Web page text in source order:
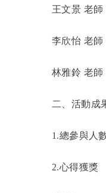
王文景 老師
李欣怡 老師
林雅鈴 老師
二、活動成
1.總參與人
2.心得獲獎